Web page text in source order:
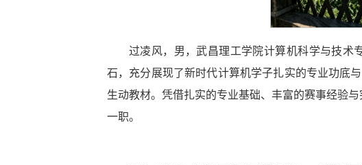
过凌风，男，武昌理工学院计算机科学与技术
石，充分展现了新时代计算机学子扎实的专业功底
生动教材。凭借扎实的专业基础、丰富的赛事经验
一职。